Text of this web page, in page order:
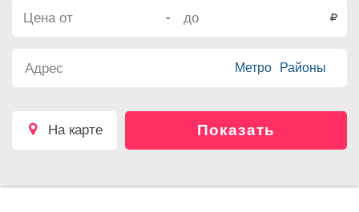
-
Метро Районы
на карте Показать